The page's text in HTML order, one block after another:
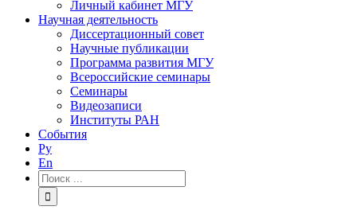
Личный кабинет МГУ
Научная деятельность
Диссертационный совет
Научные публикации
Программа развития МГУ
Всероссийские семинары
Семинары
Видеозаписи
Институты РАН
События
Ру
En
Результат
поиска: